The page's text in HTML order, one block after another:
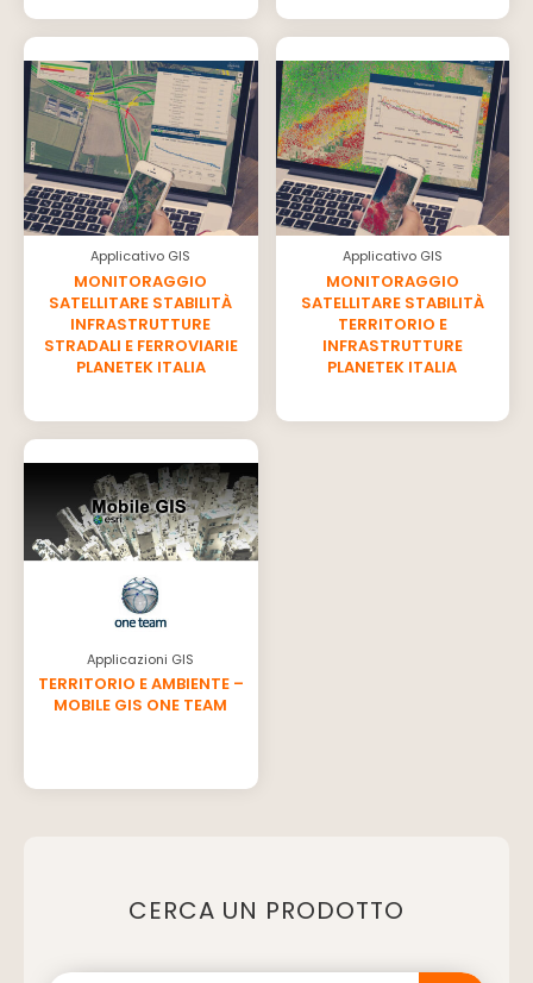
Applicativo GIS
MONITORAGGIO
SATELLITARE STABILITÀ
INFRASTRUTTURE
STRADALI E FERROVIARIE
PLANETEK ITALIA
Applicativo GIS
MONITORAGGIO
SATELLITARE STABILITÀ
TERRITORIO E
INFRASTRUTTURE
PLANETEK ITALIA
Applicazioni GIS
TERRITORIO E AMBIENTE –
MOBILE GIS ONE TEAM
CERCA UN PRODOTTO